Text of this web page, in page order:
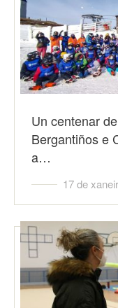
Un centenar
Bergantiños e
a…
17 de